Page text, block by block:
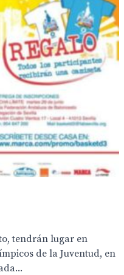
tendrán lugar en
de la Juventud, en